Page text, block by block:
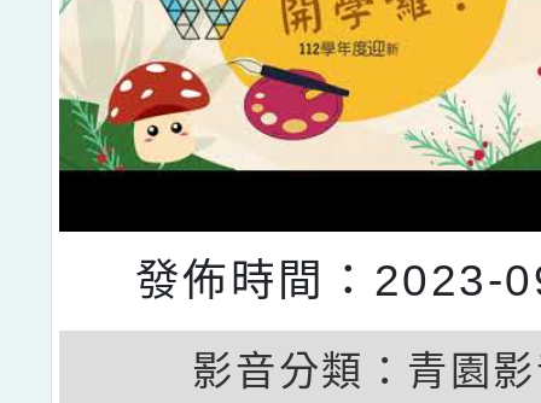
發佈時間：2023-
影音分類： 青園